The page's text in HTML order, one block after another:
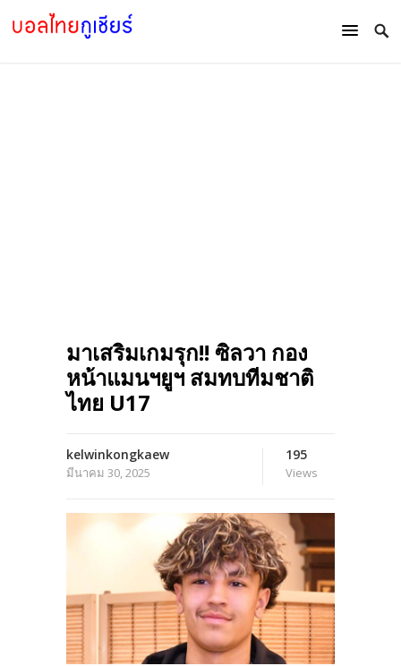
มาเสริมเกมรุก!! ซิลวา กอง
หน้าแมนฯยูฯ สมทบทีมชาติ
ไทย U17
kelwinkongkaew
มีนาคม 30, 2025
195
Views